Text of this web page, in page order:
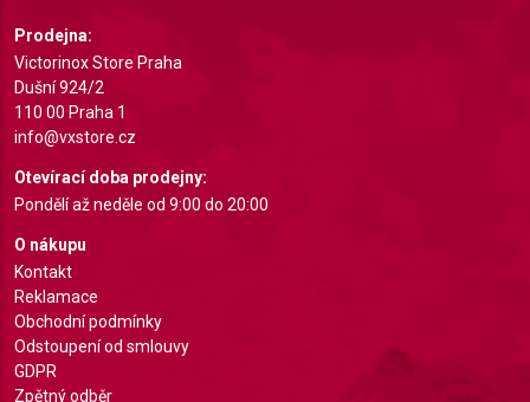
Prodejna:
Victorinox Store Praha
Dušní 924/2
110 00 Praha 1
info@vxstore.cz
Otevírací doba prodejny:
Pondělí až neděle od 9:00 do 20:00
O nákupu
Kontakt
Reklamace
Obchodní podmínky
Odstoupení od smlouvy
GDPR
Zpětný odběr
Create profiles to personalise content
Use profiles to select personalised content
Measure advertising performance
Measure content performance
combinations of data from different sources
Develop and improve services
Use limited data to select content
IAB Special Features: